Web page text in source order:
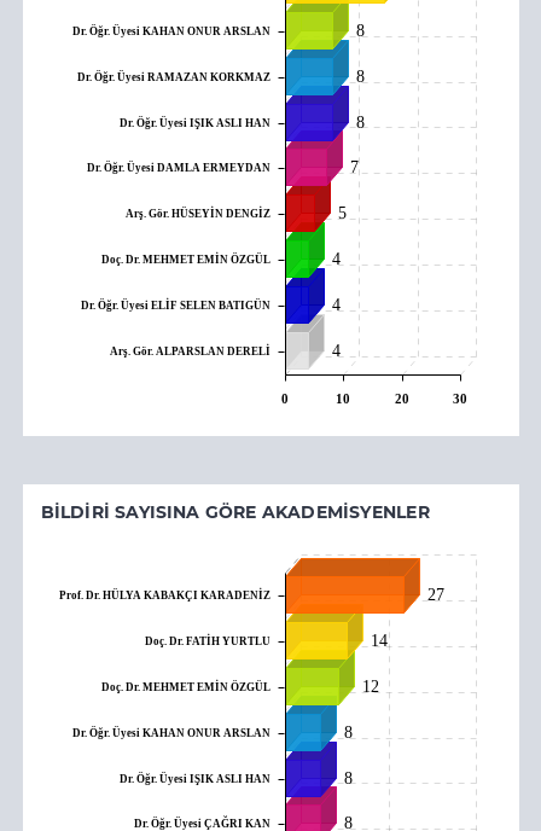
8
8
8
7
5
4
4
4
Dr. Öğr. Üyesi KAHAN ONUR ARSLAN
Dr. Öğr. Üyesi RAMAZAN KORKMAZ
Dr. Öğr. Üyesi IŞIK ASLI HAN
Dr. Öğr. Üyesi DAMLA ERMEYDAN
Arş. Gör. HÜSEYİN DENGİZ
Doç. Dr. MEHMET EMİN ÖZGÜL
Dr. Öğr. Üyesi ELİF SELEN BATIGÜN
Arş. Gör. ALPARSLAN DERELİ
0 10 20 30
BILDIRI SAYISINA GÖRE AKADEMISYENLER
27
14
12
8
8
8
Prof. Dr. HÜLYA KABAKÇI KARADENİZ
Doç. Dr. FATİH YURTLU
Doç. Dr. MEHMET EMİN ÖZGÜL
Dr. Öğr. Üyesi KAHAN ONUR ARSLAN
Dr. Öğr. Üyesi IŞIK ASLI HAN
Dr. Öğr. Üyesi ÇAĞRI KAN